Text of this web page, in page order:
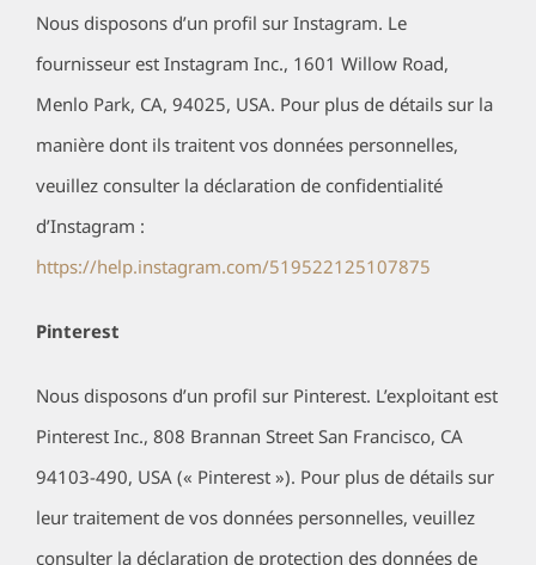
Nous disposons d’un profil sur Instagram. Le
fournisseur est Instagram Inc., 1601 Willow Road,
Menlo Park, CA, 94025, USA. Pour plus de détails sur la
manière dont ils traitent vos données personnelles,
veuillez consulter la déclaration de confidentialité
d’Instagram :
https://help.instagram.com/519522125107875
Pinterest
Nous disposons d’un profil sur Pinterest. L’exploitant est
Pinterest Inc., 808 Brannan Street San Francisco, CA
94103-490, USA (« Pinterest »). Pour plus de détails sur
leur traitement de vos données personnelles, veuillez
consulter la déclaration de protection des données de